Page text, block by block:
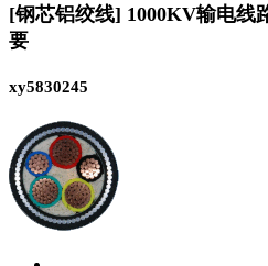
[钢芯铝绞线] 1000KV输电线
要
xy5830245